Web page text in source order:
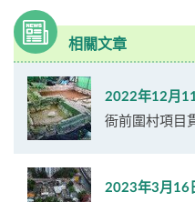
相關文章
2022年12月
衙前圍村項目
2023年3月16